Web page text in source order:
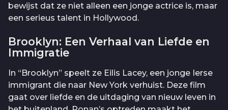
bewijst dat ze niet alleen een jonge actrice is, maar
een serieus talent in Hollywood.
Brooklyn: Een Verhaal van Liefde en
Immigratie
In “Brooklyn” speelt ze Eilis Lacey, een jonge Ierse
immigrant die naar New York verhuist. Deze film
gaat over liefde en de uitdaging van nieuw leven in